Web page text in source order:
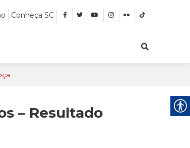
Conheça SC
– Resultado